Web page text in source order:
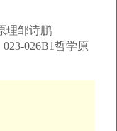
理邹诗鹏
026B1哲学原